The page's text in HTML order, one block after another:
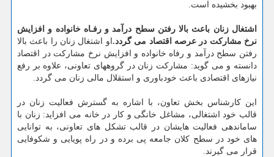
بهبود بخشیده است.
اشتغال زنان باعث بالا رفتن سطح درآمد و رفـاه خانواده و افزایش
نرخ مشاركت در عرصه اقتصاد می گردد.او اشتغال زنان را باعث بالا
رفتن سطح درآمد و رفاه خانواده و افزایش نرخ مشاركت در اقتصاد
دانسته و می گوید: مشاركت زنان در گروههای تعاونی، علاوه بر رفع
نیازهای اقتصادی باعث خودباوری و استقلال مالی زنان می گردد.
این كارشناس بخش تعاون، با اشاره به گسترش فعالیت زنان در
قالب خود اشتغالی، مشاغل خانگی و كار در خانه می افزاید: زنان با
ساماندهی فعالیت هایشان در قالب تشكل های تعاونی، به توانایی
های خود در سطح كلان جامعه پی برده و در راه پویایی و شكوفایی
قرار می گیرند.